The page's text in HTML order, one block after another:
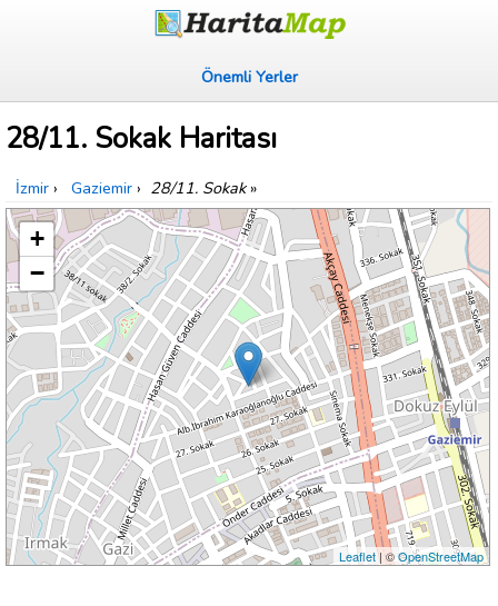
Önemli Yerler
28/11. Sokak Haritası
İzmir › Gaziemir › 28/11. Sokak»
+
−
Leaflet| ©OpenStreetMap